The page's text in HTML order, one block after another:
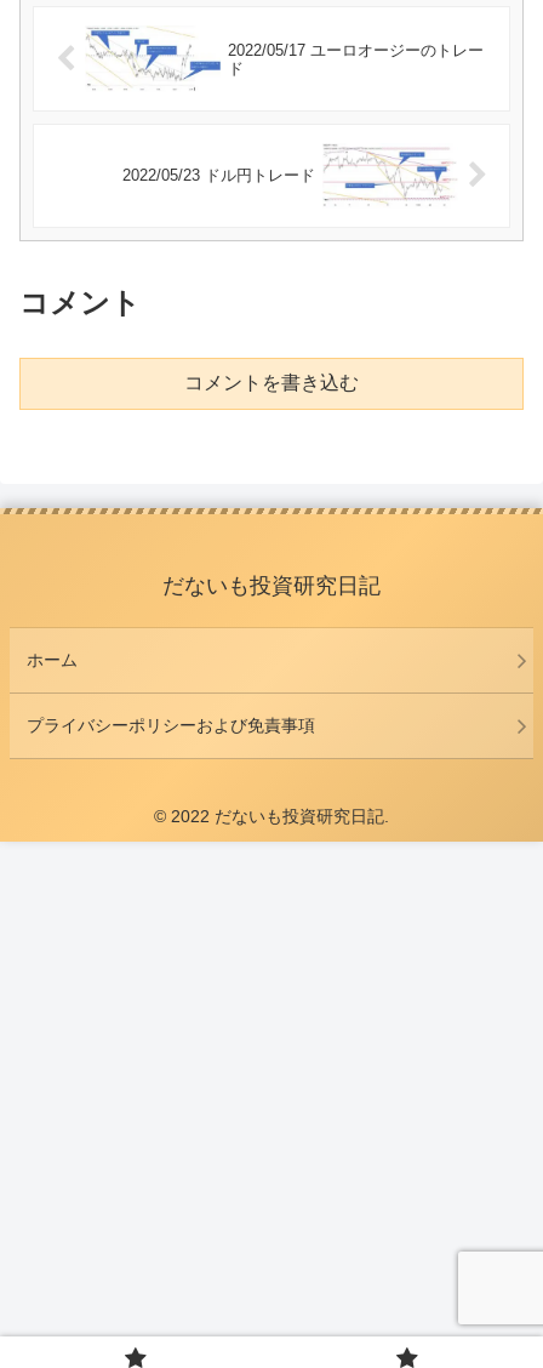
2022/05/17 ユーロオージーのトレー
ド
2022/05/23 ドル円トレード
コメント
コメントを書き込む
だないも投資研究日記
ホーム
プライバシーポリシーおよび免責事項
© 2022 だないも投資研究日記.